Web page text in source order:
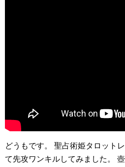
どうもです。 聖占術姫タロット
て先攻ワンキルしてみました。